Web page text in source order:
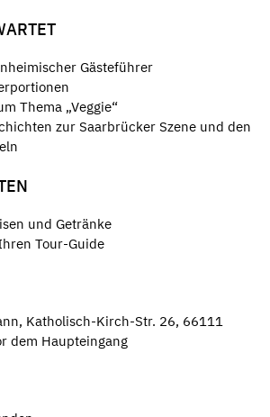
Gästeführer
Thema „Veggie“
zur Saarbrücker Szene und den
und Getränke
Tour-Guide
Katholisch-Kirch-Str. 26, 66111
dem Haupteingang